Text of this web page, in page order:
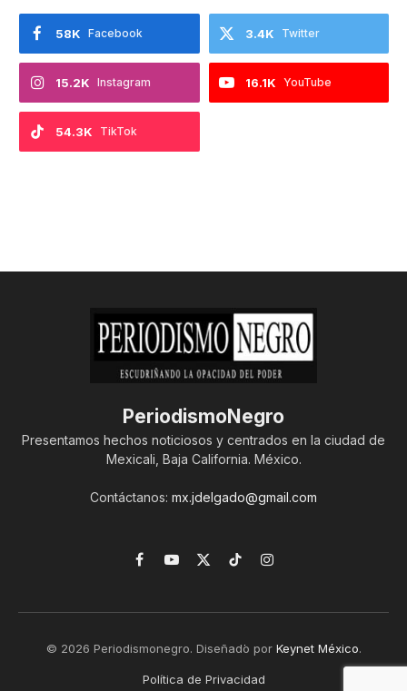
Facebook
58K Twitter
3.4K
Instagram
15.2K YouTube
16.1K
TikTok
54.3K
PeriodismoNegro
Presentamos hechos noticiosos y centrados en la ciudad de
Mexicali, Baja California. México.
Contáctanos: mx.jdelgado@gmail.com
Facebook
YouTube
X
TikTokInstagram
© 2026 Periodismonegro. Diseñado por Keynet México.
Política de Privacidad